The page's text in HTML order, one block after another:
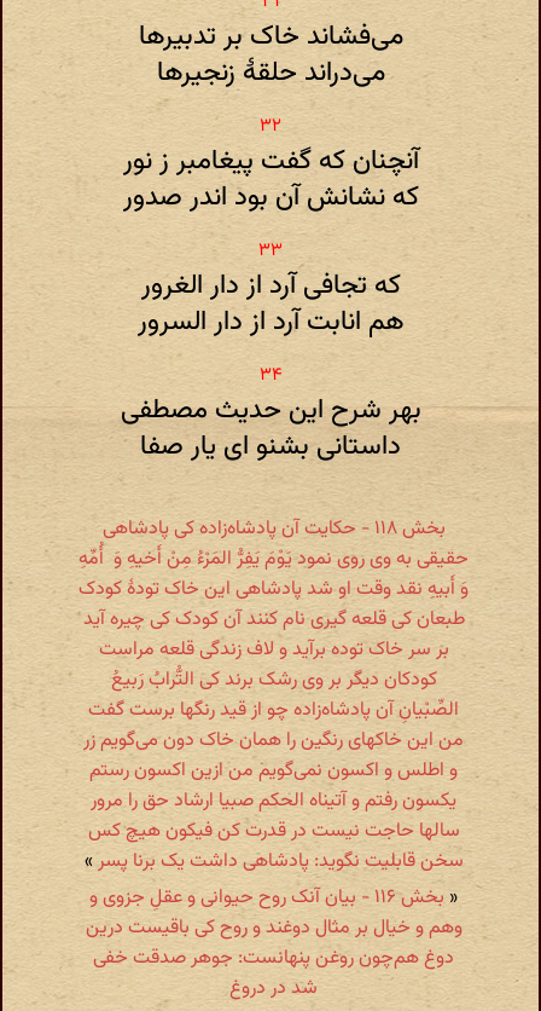
می‌فشاند خاک بر تدبیرها
می‌دراند حلقهٔ زنجیرها
آنچنان که گفت پیغامبر ز نور
که نشانش آن بود اندر صدور
که تجافی آرد از دار الغرور
هم انابت آرد از دار السرور
بهر شرح این حدیث مصطفی
داستانی بشنو ای یار صفا
بخش ۱۱۸ - حکایت آن پادشاه‌زاده کی پادشاهی
حقیقی به وی روی نمود یَوْمَ یَفِرُّ المَرْءُ مِنْ أَخیهِ وَ أُمِّهِ
وَ أَبیهِ نقد وقت او شد پادشاهی این خاک تودهٔ کودک
طبعان کی قلعه گیری نام کنند آن کودک کی چیره آید
بر سر خاک توده برآید و لاف زندگی قلعه مراست
کودکان دیگر بر وی رشک برند کی التُّرابُ رَبیعُ
الصِّبْیانِ آن پادشاه‌زاده چو از قید رنگها برست گفت
من این خاکهای رنگین را همان خاک دون می‌گویم زر
و اطلس و اکسون نمی‌گویم من ازین اکسون رستم
یکسون رفتم و آتیناه الحکم صبیا ارشاد حق را مرور
سالها حاجت نیست در قدرت کن فیکون هیچ کس
سخن قابلیت نگوید: پادشاهی داشت یک برنا پسر»
«
بخش ۱۱۶ - بیان آنک روح حیوانی و عقل‌ِ جزوی و
وهم و خیال بر مثال دوغند و روح کی باقیست درین
دوغ هم‌چون روغن پنهانست: جوهر صدقت خفی
شد در دروغ